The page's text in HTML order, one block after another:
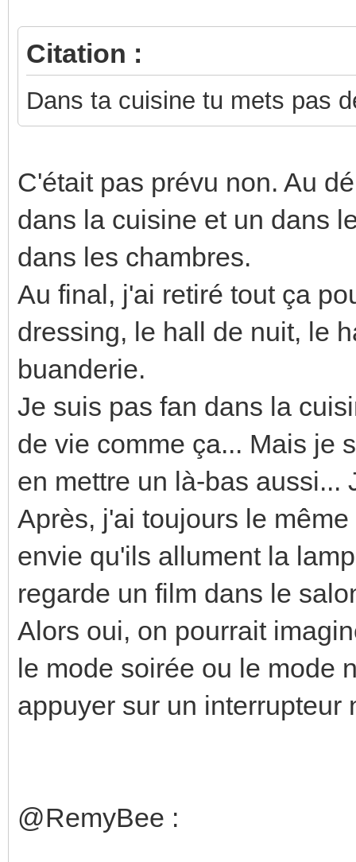
Citation :
Dans ta cuisine tu mets pas
C'était pas prévu non. Au
dans la cuisine et un dans
dans les chambres.
Au final, j'ai retiré tout ça
dressing, le hall de nuit, le
buanderie.
Je suis pas fan dans la
de vie comme ça... Mais je
en mettre un là-bas aussi...
Après, j'ai toujours le
envie qu'ils allument la
regarde un film dans le
Alors oui, on pourrait
le mode soirée ou le mode
appuyer sur un interrupteur
@RemyBee :